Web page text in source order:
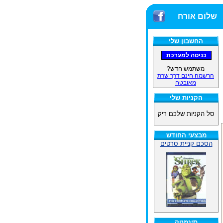
שלום אורח
החשבון שלי
משתמש חדש?
הרשמה חינם דרך שרת
מאובטח
הקניות שלי
סל הקניות שלכם ריק
מבצעי החודש
הסכם קניית סרטים